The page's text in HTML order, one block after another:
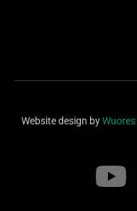
Website design byWuores